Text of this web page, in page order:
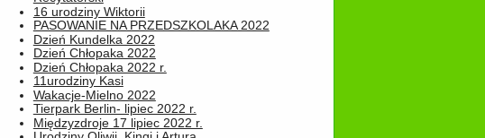
16 urodziny Wiktorii
PASOWANIE NA PRZEDSZKOLAKA 2022
Dzień Kundelka 2022
Dzień Chłopaka 2022
Dzień Chłopaka 2022 r.
11urodziny Kasi
Wakacje-Mielno 2022
Tierpark Berlin- lipiec 2022 r.
Międzyzdroje 17 lipiec 2022 r.